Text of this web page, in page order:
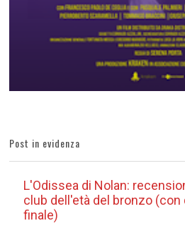
Post in evidenza
L'Odissea di Nolan:
club dell'età del bronzo (con
finale)